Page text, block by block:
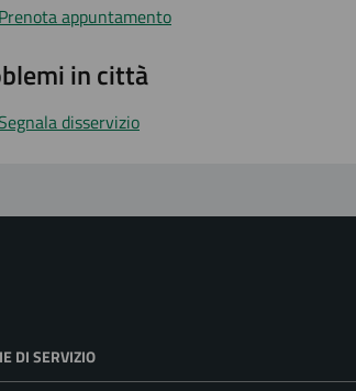
appuntamento
in città
disservizio
DI SERVIZIO